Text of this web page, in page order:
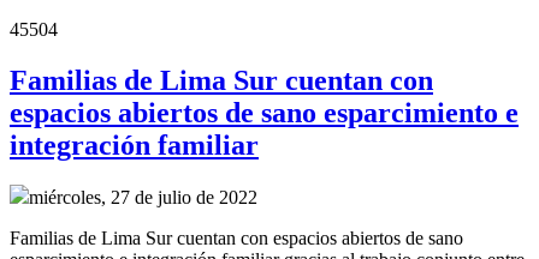
45504
Familias de Lima Sur cuentan con
espacios abiertos de sano esparcimiento e
integración familiar
miércoles, 27 de julio de 2022
Familias de Lima Sur cuentan con espacios abiertos de sano